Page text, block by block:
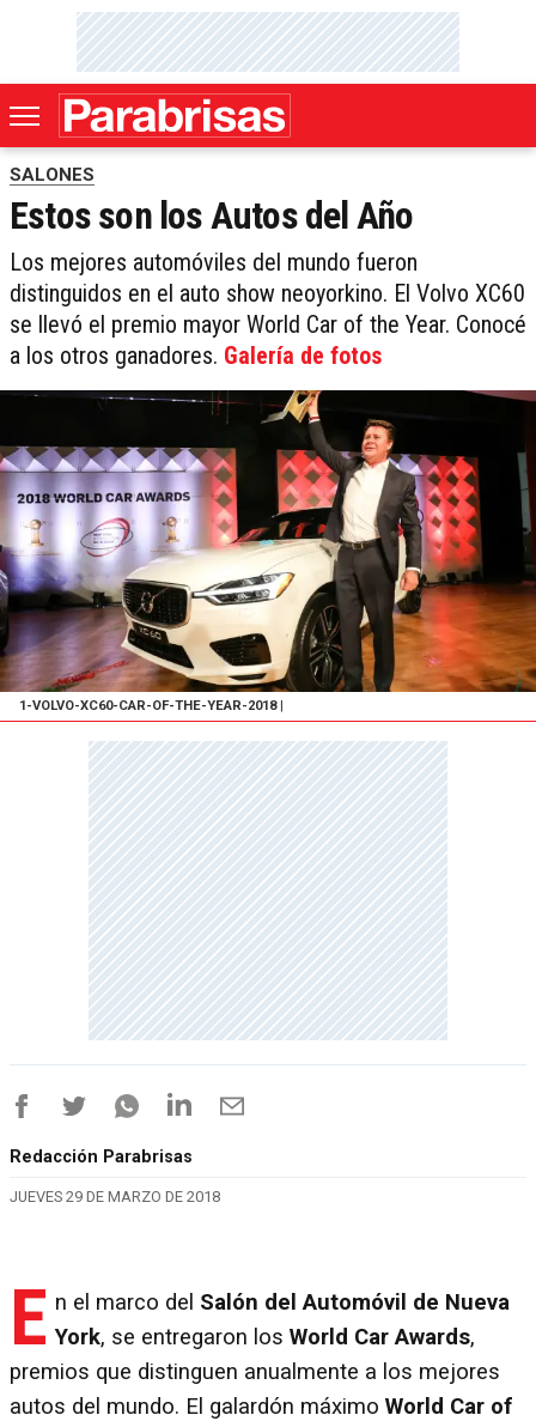
SALONES
Estos son los Autos del Año
Los mejores automóviles del mundo fueron
distinguidos en el auto show neoyorkino. El Volvo XC60
se llevó el premio mayor World Car of the Year. Conocé
a los otros ganadores. Galería de fotos
1-VOLVO-XC60-CAR-OF-THE-YEAR-2018|
Redacción Parabrisas
JUEVES 29 DE MARZO DE 2018
E n el marco del Salón del Automóvil de Nueva
York, se entregaron los World Car Awards,
premios que distinguen anualmente a los mejores
autos del mundo. El galardón máximo World Car of